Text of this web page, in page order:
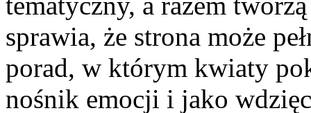
sprawia, że strona może
porad, w którym kwiaty
nośnik emocji i jako